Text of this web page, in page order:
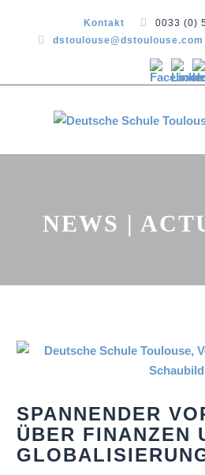
Kontakt
0033 (0)
dstoulouse@dstoulouse.com
NEWS |
SPANNENDER
ÜBER FINANZEN